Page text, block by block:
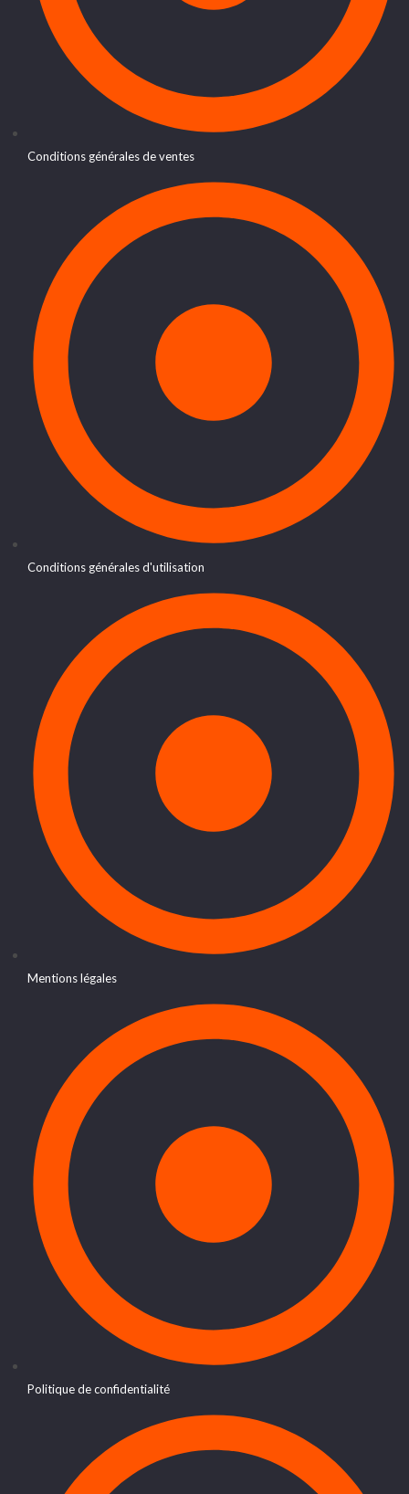
Conditions générales de ventes
Conditions générales d'utilisation
Mentions légales
Politique de confidentialité